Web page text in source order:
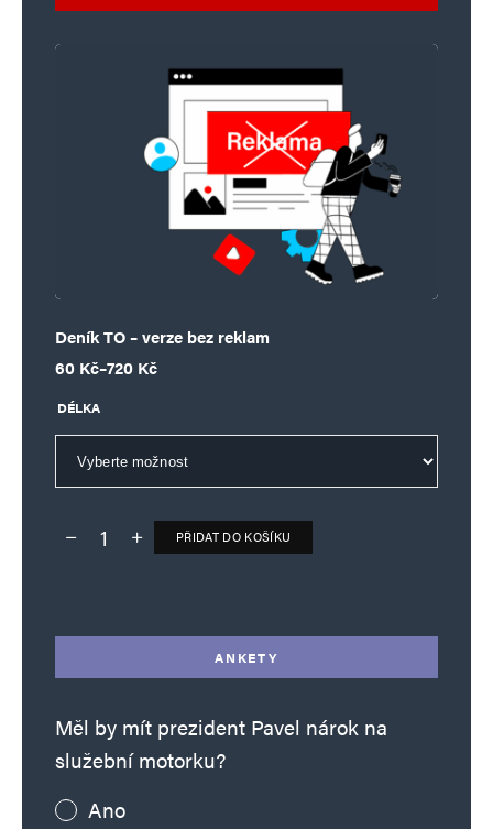
Deník TO – verze bez reklam
60 Kč–720 Kč
Rozpětí cen: 60 Kč až 720 Kč
DÉLKA
Deník TO – verze bez reklam množství
PŘIDAT DO KOŠÍKU
ANKETY
Měl by mít prezident Pavel nárok na
služební motorku?
Ano